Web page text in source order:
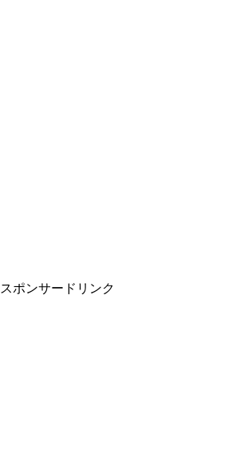
スポンサードリンク